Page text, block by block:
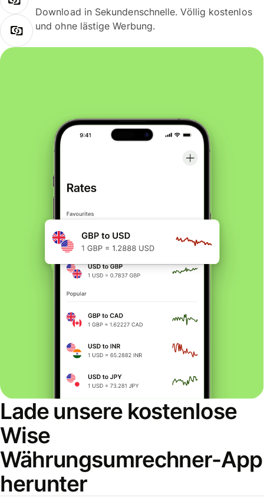
Download in Sekundenschnelle. Völlig kostenlos
und ohne lästige Werbung.
Lade unsere kostenlose
Wise
Währungsumrechner-App
herunter